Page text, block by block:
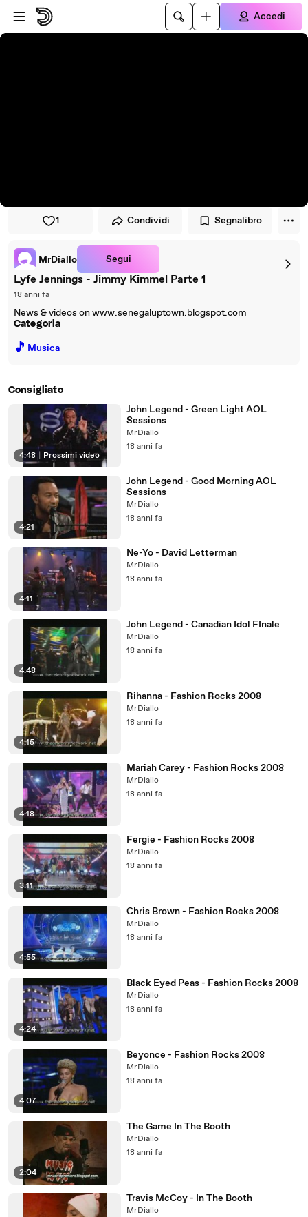
Vai al lettore
Passa al contenuto principale
Accedi
1 Condividi Segnalibro
MrDiallo Segui
Lyfe Jennings - Jimmy Kimmel Parte 1
18 anni fa
News & videos on www.senegaluptown.blogspot.com
Categoria
🎵 Musica
Consigliato
4:48 Prossimi video
John Legend - Green Light AOL
Sessions
MrDiallo
18 anni fa
4:21
John Legend - Good Morning AOL
Sessions
MrDiallo
18 anni fa
4:11
Ne-Yo - David Letterman
MrDiallo
18 anni fa
4:48
John Legend - Canadian Idol FInale
MrDiallo
18 anni fa
4:15
Rihanna - Fashion Rocks 2008
MrDiallo
18 anni fa
4:18
Mariah Carey - Fashion Rocks 2008
MrDiallo
18 anni fa
3:11
Fergie - Fashion Rocks 2008
MrDiallo
18 anni fa
4:55
Chris Brown - Fashion Rocks 2008
MrDiallo
18 anni fa
4:24
Black Eyed Peas - Fashion Rocks 2008
MrDiallo
18 anni fa
4:07
Beyonce - Fashion Rocks 2008
MrDiallo
18 anni fa
2:04
The Game In The Booth
MrDiallo
18 anni fa
Travis McCoy - In The Booth
MrDiallo